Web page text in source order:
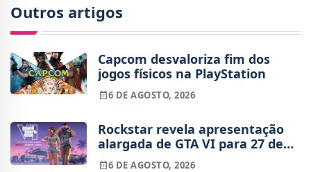
Outros artigos
Capcom desvaloriza fim dos
jogos físicos na PlayStation
6 DE AGOSTO, 2026
Rockstar revela apresentação
alargada de GTA VI para 27 de
agosto
6 DE AGOSTO, 2026